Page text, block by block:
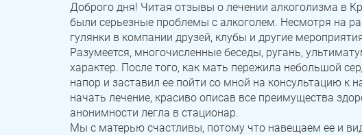
Доброго дня! Читая отзывы о лечении алкоголизма в
были серьезные проблемы с алкоголем. Несмотря на
гулянки в компании друзей, клубы и другие
Разумеется, многочисленные беседы, ругань,
характер. После того, как мать пережила небольшой
напор и заставил ее пойти со мной на консультацию к
начать лечение, красиво описав все преимущества
анонимности легла в стационар.
Мы с матерью счастливы, потому что навещаем ее и